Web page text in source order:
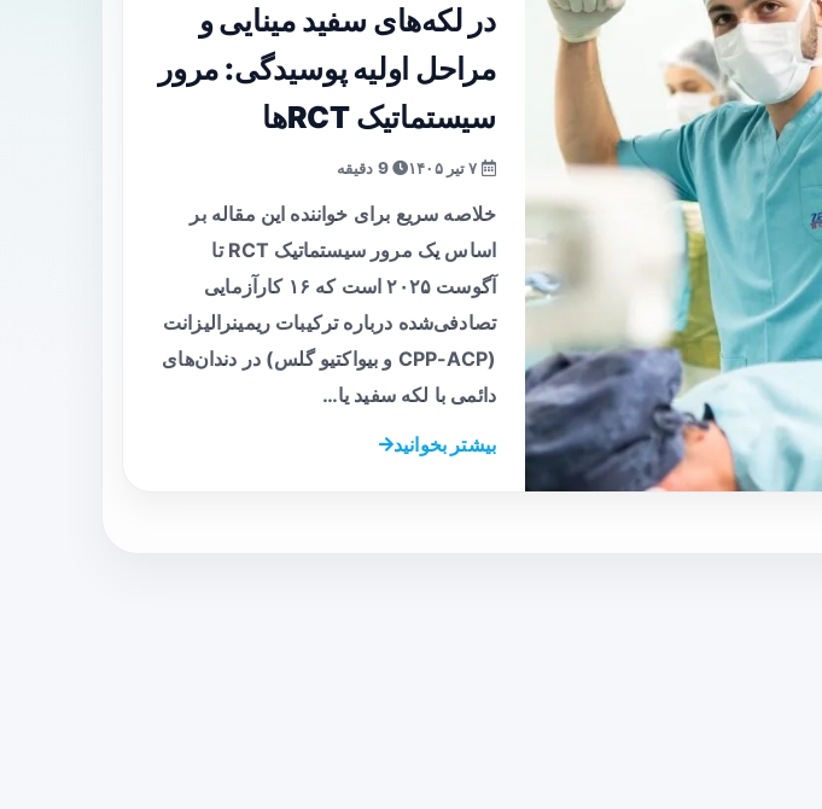
در لکه‌های سفید مینایی و
مراحل اولیه پوسیدگی: مرور
سیستماتیک RCTها
9 دقیقه
خلاصه سریع برای خواننده این مقاله بر
اساس یک مرور سیستماتیک RCT تا
آگوست ۲۰۲۵ است که ۱۶ کارآزمایی
تصادفی‌شده درباره ترکیبات ریمینرالیزانت
(CPP-ACP و بیواکتیو گلس) در دندان‌های
دائمی با لکه سفید یا…
بیشتر بخوانید